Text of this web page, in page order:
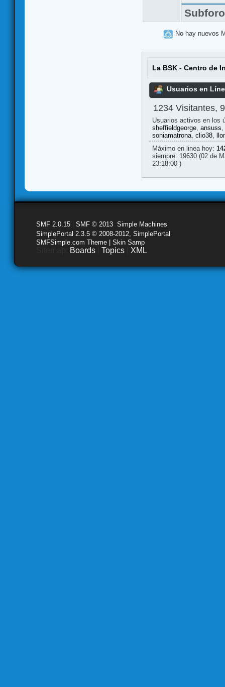
No hay nuevos
La BSK - Centro de
Usuarios en
1234 Visitantes,
Usuarios activos en los
sheffieldgeorge, ansuss,
soniamatrona, clio38,
Máximo en linea hoy:
siempre: 19630 (02 de
23:18:00 )
SMF 2.0.15 SMF © 2013 Simple Machines
SimplePortal 2.3.5 © 2008-2012, SimplePortal
SMFSimple.com Theme | Skin Samp
Boards Topics XML